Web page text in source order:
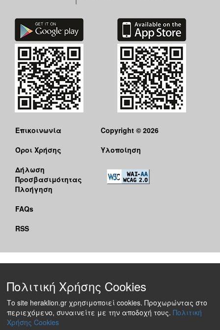
Επικοινωνία
Όροι Χρήσης
Δήλωση
Προσβασιμότητας
Πλοήγηση
FAQs
RSS
Copyright © 2026
Υλοποίηση
Πολιτική Χρήσης Cookies
Το site heraklion.gr χρησιμοποιεί cookies. Προχωρώντας στο
περιεχόμενο, συναινείτε με την αποδοχή τους. Πολιτική
Χρήσης Cookies